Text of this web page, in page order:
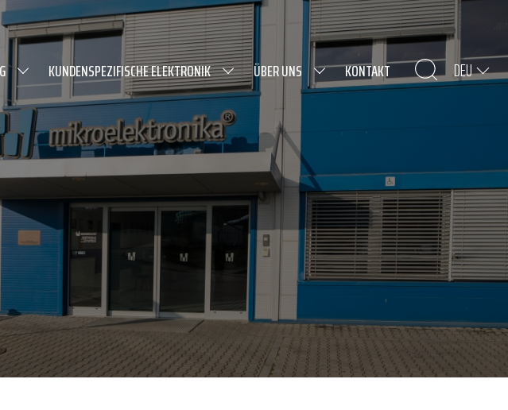
KUNDENSPEZIFISCHE ELEKTRONIK ÜBER UNS KONTAKT DEU